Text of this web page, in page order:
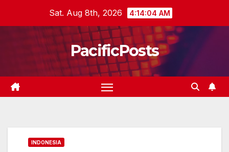
Sat. Aug 8th, 2026 4:14:05 AM
PacificPosts
INDONESIA